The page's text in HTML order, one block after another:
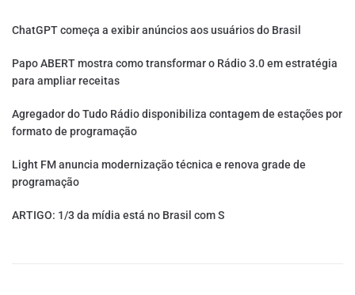
ChatGPT começa a exibir anúncios aos usuários do Brasil
Papo ABERT mostra como transformar o Rádio 3.0 em estratégia
para ampliar receitas
Agregador do Tudo Rádio disponibiliza contagem de estações por
formato de programação
Light FM anuncia modernização técnica e renova grade de
programação
ARTIGO: 1/3 da mídia está no Brasil com S